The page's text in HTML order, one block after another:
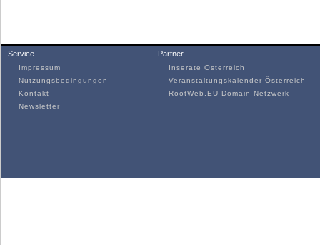
Service
Impressum
Nutzungsbedingungen
Kontakt
Newsletter
Partner
Inserate Österreich
Veranstaltungskalender Österreich
RootWeb.EU Domain Netzwerk